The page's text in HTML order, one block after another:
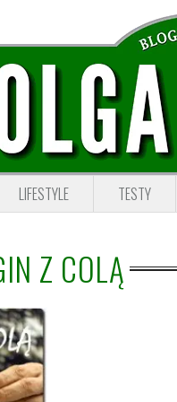
LIFESTYLE TESTY
Z COLĄ